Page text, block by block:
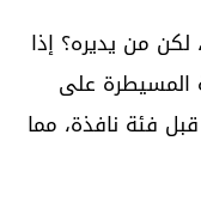
لكن من يديره؟ إذا
المسيطرة على
فئة نافذة، مما